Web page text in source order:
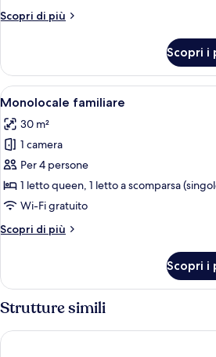
Scopri di più
Altri
Standard
Scopri i
Apri
tutte
le
foto
per
Monolocale
familiare
Una
11
Monolocale familiare
30 m²
1 camera
Per 4 persone
1 letto queen, 1 letto a scomparsa
Wi-Fi gratuito
Scopri di più
Altri
familiare
Scopri i
Strutture simili
Premier Inn Hamburg City